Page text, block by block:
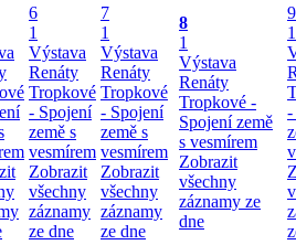
6
1
Výstava
Renáty
Tropkové
- Spojení
země s
vesmírem
Zobrazit
všechny
záznamy
ze dne
7
1
Výstava
Renáty
Tropkové
- Spojení
země s
vesmírem
Zobrazit
všechny
záznamy
ze dne
8
1
Výstava
Renáty
Tropkové -
Spojení země
s vesmírem
Zobrazit
všechny
záznamy ze
dne
9
1
-